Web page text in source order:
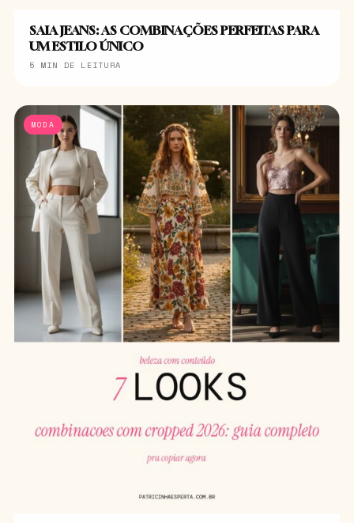
SAIA JEANS: AS COMBINAÇÕES PERFEITAS PARA
UM ESTILO ÚNICO
5 MIN DE LEITURA
MODA